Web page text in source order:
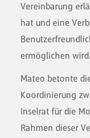
Vereinbarung
hat und eine
ermöglichen wird.
Mateo betonte
Koordinierung
Inselrat für die
Rahmen dieser